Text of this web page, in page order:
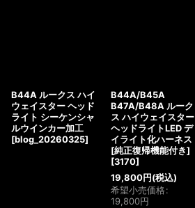
B44A ルークス ハイ
ウェイスター ヘッド
ライト シーケンシャ
ルウインカー加工
[blog_20260325]
B44A/B45A
B47A/B48A ルーク
ス ハイウェイスター
ヘッドライトLED デ
イライト化ハーネス
[純正復帰機能付き]
[3170]
19,800円 (税込)
希望小売価格:
19,800円